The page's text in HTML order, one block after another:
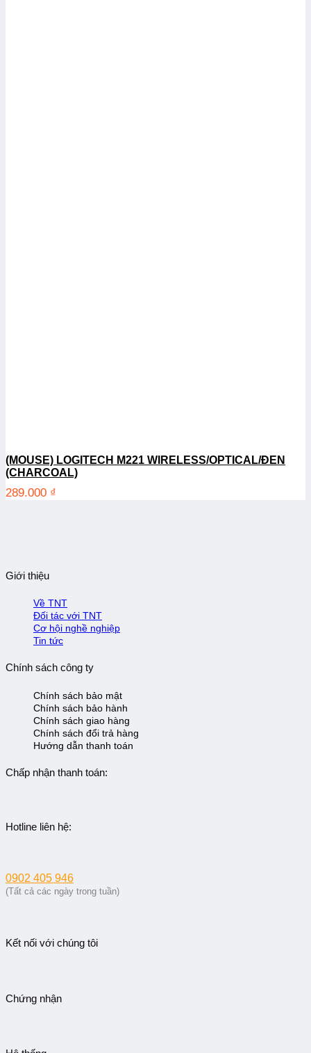
(MOUSE) LOGITECH M221 WIRELESS/OPTICAL/ĐEN
(CHARCOAL)
289.000 ₫
Giới thiệu
Về TNT
Đối tác với TNT
Cơ hội nghề nghiệp
Tin tức
Chính sách công ty
Chính sách bảo mật
Chính sách bảo hành
Chính sách giao hàng
Chính sách đổi trả hàng
Hướng dẫn thanh toán
Chấp nhận thanh toán:
Hotline liên hệ:
0902 405 946
(Tất cả các ngày trong tuần)
Kết nối với chúng tôi
Chứng nhận